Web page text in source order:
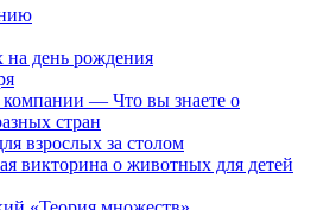
на день рождения
— Что вы знаете о
стран
взрослых за столом
викторина о животных для детей